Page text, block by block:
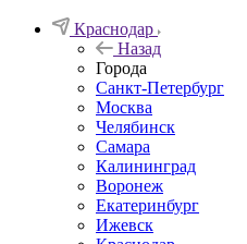
Краснодар
Назад
Города
Санкт-Петербург
Москва
Челябинск
Самара
Калининград
Воронеж
Екатеринбург
Ижевск